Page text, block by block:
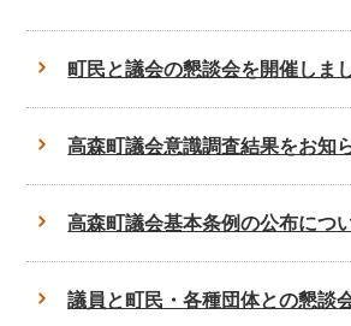
町民と議会の懇談会を開催しまし
高森町議会意識調査結果をお知
高森町議会基本条例の公布につ
議員と町民・各種団体との懇談